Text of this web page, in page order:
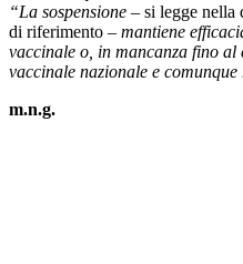
“La sospensione – si legge nella
di riferimento – mantiene
vaccinale o, in mancanza fino al
vaccinale nazionale e
m.n.g.